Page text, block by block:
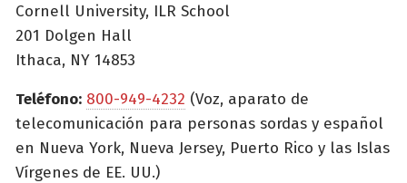
Cornell University, ILR School
201 Dolgen Hall
Ithaca, NY 14853
Teléfono: 800-949-4232 (Voz, aparato de
telecomunicación para personas sordas y español
en Nueva York, Nueva Jersey, Puerto Rico y las Islas
Vírgenes de EE. UU.)